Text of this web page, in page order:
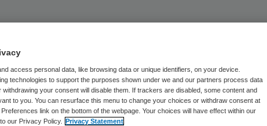
dood
access personal data, like browsing data or unique identifiers, on your device.
technologies to support the purposes shown under we and our partners process data
withdrawing your consent will disable them. If trackers are disabled, some content and
to you. You can resurface this menu to change your choices or withdraw consent at
link on the bottom of the webpage. Your choices will have effect within our
our Privacy Policy. Privacy Statement